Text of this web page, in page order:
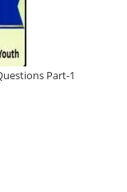
Part-1